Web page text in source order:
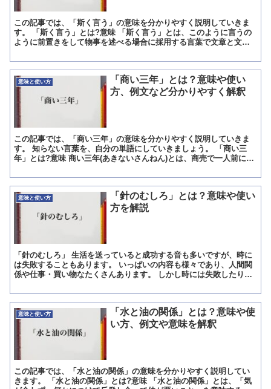
この記事では、「斯く言う」の意味を分かりやすく説明していきま
す。 「斯く言う」とは?意味 「斯く言う」とは、このように言うの
ように前置きをして物事を述べる場合に採用する言葉で文章と文章
意味と使い方
「商い三年」とは？意味や使い
方、例文など分かりやすく解釈
この記事では、「商い三年」の意味を分かりやすく説明していきま
す。 知らない言葉を、自分の単語にしていきましょう。 「商い三
年」とは?意味 商い三年(あきないさんねん)とは、商売で一人前にな
意味と使い方
「針のむしろ」とは？意味や使い
方を解説
「針のむしろ」 生活を送っていると成功する音も多いですが、時に
は失敗することもあります。 いっぱいの内容も様々であり、人間関
係や仕事・買い物なたくさんあります。 しかし時には失敗したりト
意味と使い方
「水と油の関係」とは？意味や使
い方、例文や意味を解釈
この記事では、「水と油の関係」の意味を分かりやすく説明してい
きます。 「水と油の関係」とは?意味 「水と油の関係」とは、「気